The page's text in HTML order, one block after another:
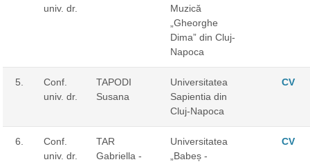
univ. dr.
Muzică
„Gheorghe
Dima” din Cluj-
Napoca
5.
Conf.
univ. dr.
TAPODI
Susana
Universitatea
Sapientia din
Cluj-Napoca
CV
6.
Conf.
univ. dr.
TAR
Gabriella -
Universitatea
„Babeș -
CV